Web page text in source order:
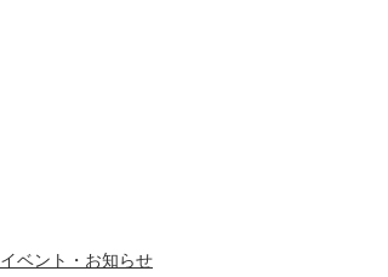
イベント・お知らせ